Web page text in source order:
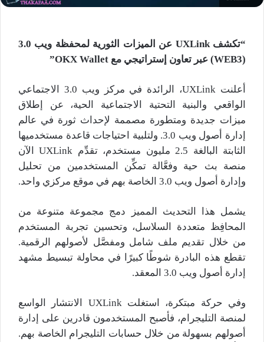
“تكشفUXLink عن الميزات الثورية لمحفظة ويب 3.0
(WEB3)
عبر تعاون إستراتيجي مع OKX Wallet”
أعلنت UXLink، الرائدة في مركز ويب 3.0 الاجتماعي
الواقعي والبنية التحتية الاجتماعية الحية، عن إطلاق
ميزات جديدة ومتطورة مصممة لإحداث ثورة في عالم
إدارة أصول ويب 3.0. ولتلبية احتياجات قاعدة مستخدميها
الثابتة البالغة 2.5 مليون مستخدم، تقدِّم UXLink الآن
منصة بث حية وفعَّالة تمكِّن المستخدمين من تحليل
وإدارة أصول ويب 3.0 الخاصة بهم في موقع مركزي واحد.
يشمل هذا التحديث المميز دمج مجموعة متنوعة من
المحافِظ متعددة السلاسل، وتحسين تجربة المستخدم
من خلال تقديم ملف شامل ومفصَّل لأصولهم الرقمية.
تقطع هذه البادرة شوطًا كبيرًا في محاولة تبسيط مشهد
إدارة أصول ويب 3.0 المعقد.
وفي حركة مبتكرة، استغلت UXLink الانتشار الواسع
لمنصة التليجرام، فأصبح المستخدمون قادرين على إدارة
أصولهم بسهولة من خلال حسابات التليجرام الخاصة بهم.